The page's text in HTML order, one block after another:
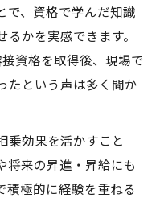
で、資格で学んだ知識
かを実感できます。
資格を取得後、現場で
たという声は多く聞か
乗効果を活かすこと
将来の昇進・昇給にも
積極的に経験を重ねる